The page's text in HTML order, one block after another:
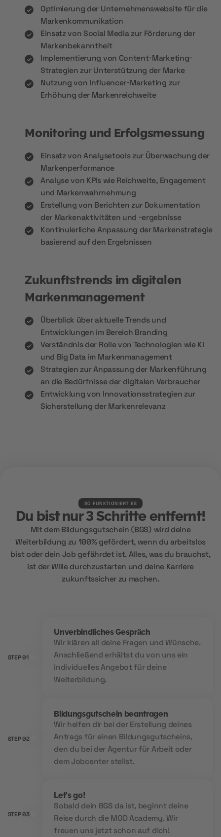
Optimierung der Unternehmenswebsite für die
Markenkommunikation
Einsatz von Social Media zur Förderung der
Markenbekanntheit
Implementierung von Content-Marketing-
Strategien zur Unterstützung der Marke
Nutzung von Influencer-Marketing zur
Erhöhung der Markenreichweite
Monitoring und Erfolgsmessung
Einsatz von Analysetools zur Überwachung der
Markenperformance
Analyse von KPIs wie Reichweite, Engagement
und Markenwahrnehmung
Erstellung von Berichten zur Dokumentation
der Markenaktivitäten und -ergebnisse
Kontinuierliche Anpassung der Markenstrategie
basierend auf den Ergebnissen
Zukunftstrends im digitalen
Markenmanagement
Überblick über aktuelle Trends und
Entwicklungen im Bereich Branding
Verständnis der Rolle von Technologien wie KI
und Big Data im Markenmanagement
Strategien zur Anpassung der Markenführung
an die Bedürfnisse der digitalen Verbraucher
Entwicklung von Innovationsstrategien zur
Sicherstellung der Markenrelevanz
SO FUNKTIONIERT ES
Du bist nur 3 Schritte entfernt!
Mit dem Bildungsgutschein (BGS) wird deine
Weiterbildung zu 100% gefördert, wenn du arbeitslos
bist oder dein Job gefährdet ist. Alles, was du brauchst,
ist der Wille durchzustarten und deine Karriere
zukunftssicher zu machen.
STEP 01
Unverbindliches Gespräch
Wir klären all deine Fragen und Wünsche.
Anschließend erhältst du von uns ein
individuelles Angebot für deine
Weiterbildung.
STEP 02
Bildungsgutschein beantragen
Wir helfen dir bei der Erstellung deines
Antrags für einen Bildungsgutscheins,
den du bei der Agentur für Arbeit oder
dem Jobcenter stellst.
STEP 03
Let's go!
Sobald dein BGS da ist, beginnt deine
Reise durch die MOD Academy. Wir
freuen uns jetzt schon auf dich!